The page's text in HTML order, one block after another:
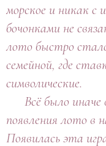
морское и никак с
бочонками не
лото быстро
семейной, где
символические.
Всё было иначе
появления лото в
Появилась эта